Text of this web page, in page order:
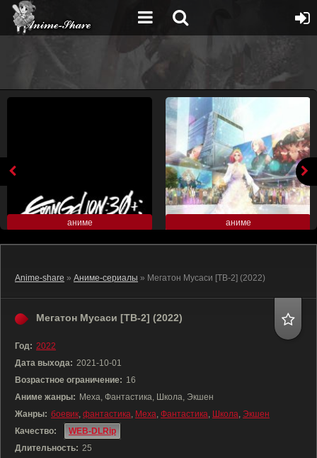
аниме аниме
Anime-share » Аниме-сериалы » Мегатон Мусаси [ТВ-2] (2022)
Мегатон Мусаси [ТВ-2] (2022)
Год: 2022
Дата выхода: 2021-10-01
Возрастное ограничение: 16
Аниме жанры: Меха, Фантастика, Школа, Экшен
Жанры: боевик, фантастика, Меха, Фантастика, Школа, Экшен
Качество:
WEB-DLRip
Длительность: 25